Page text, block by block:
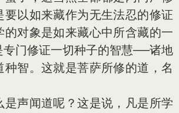
要以如来藏作为无生法忍的修证
的对象是如来藏心中所含藏的一
专门修证一切种子的智慧──诸地
种智。这就是菩萨所修的道，名
声闻道呢？这是说，凡是所学